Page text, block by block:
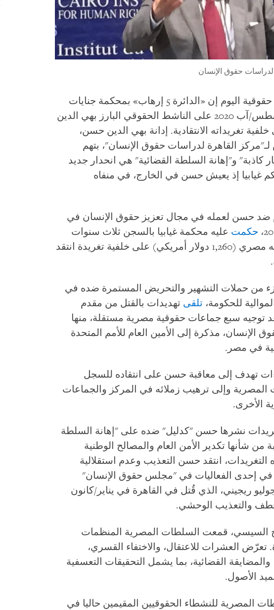
حقوق الإنسان
في 25 أغسطس/آب 2020 على الناشط الحقوقي البارز بهي الدين
عاما على خلفية تغريداته الانتقادية. إدانة بهي الدين حسن،
القاهرة لدراسات حقوق الإنسان"، بتهم
كاذبة" و"إهانة السلطة القضائية" هي انحدار جديد
غيابيا إذ يعيش حسن في الخارج، في منفاه
ضد حسن لعمله في مجال تعزيز حقوق الإنسان في
حكمت عليه محكمة غيابيا بالسجن ثلاث سنوات
وبغرامة قدرها 20 ألف جنيه مصري (1,260 دولار أمريكي) على خلفية تغريدة انتقد
آذار 2018، وكجزء من حملات التشهير والتحريض المستمرة ضده في
للحكومة، تلقى تهديدات بالقتل من مقدم
توجيه سبع جماعات حقوقية مصرية مستقلة، منها
الإنسان، مذكرة إلى الأمين العام للأمم المتحدة
في مصر.
تهدف إلى معاقبة حسن على انتقاده للسجل
وإلى ترهيب زملائه في المركز والجماعات
الأخرى.
نشرها حسن "كدليل" ضده على "إهانة السلطة
من شأنها تكدير الأمن العام والمصالح الوطنية
التغريدات، انتقد حسن التعذيب وعدم استقلالية
في إحدى الفعاليات في "مجلس حقوق الإنسان"
ريجيني، الذي قُتل في القاهرة في يناير/كانون
السيسي، قمعت السلطات المصرية المنظمات
تعرّض العشرات للاعتقال، والاختفاء القسري،
القضائية، بما يشمل التحقيقات التعسفية
الأصول.
المصرية للنشطاء الحقوقيين المقيمين حاليا في